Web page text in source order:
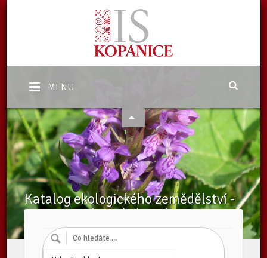
MENU
Katalog ekologického zemědělství -
Zpracovatelé v ekologickém
zemědělství
Katalog subjektů
Zpracovatelé v ekologickém zemědělství